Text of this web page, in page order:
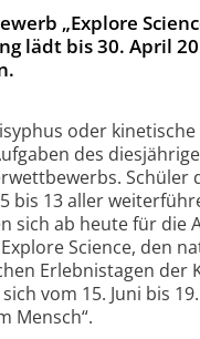
„Explore
lädt bis 30. April
oder
des
Schüler
bis 13 aller
sich ab heute für die
Science, den
Erlebnistagen der
vom 15. Juni bis
Mensch“.